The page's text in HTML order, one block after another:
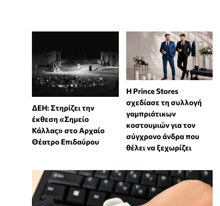
ΔΕΗ: Στηρίζει την
έκθεση «Σημείο
Κάλλας» στο Αρχαίο
Θέατρο Επιδαύρου
Η Prince Stores
σχεδίασε τη συλλογή
γαμπριάτικων
κοστουμιών για τον
σύγχρονο άνδρα που
θέλει να ξεχωρίζει